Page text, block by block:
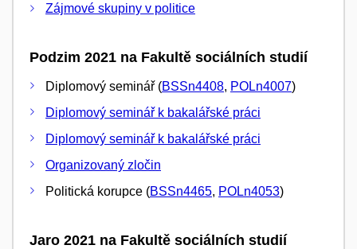
Zájmové skupiny v politice
Podzim 2021 na Fakultě sociálních studií
Diplomový seminář (BSSn4408, POLn4007)
Diplomový seminář k bakalářské práci
Diplomový seminář k bakalářské práci
Organizovaný zločin
Politická korupce (BSSn4465, POLn4053)
Jaro 2021 na Fakultě sociálních studií